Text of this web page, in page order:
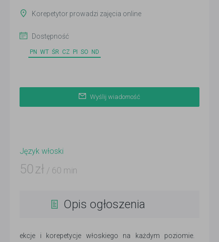
Korepetytor prowadzi zajęcia online
Dostępność
PN WT ŚR CZ PI SO ND
Wyślij wiadomość
Język włoski
50 zł / 60 min
Opis ogłoszenia
ekcje i korepetycje włoskiego na każdym poziomie.